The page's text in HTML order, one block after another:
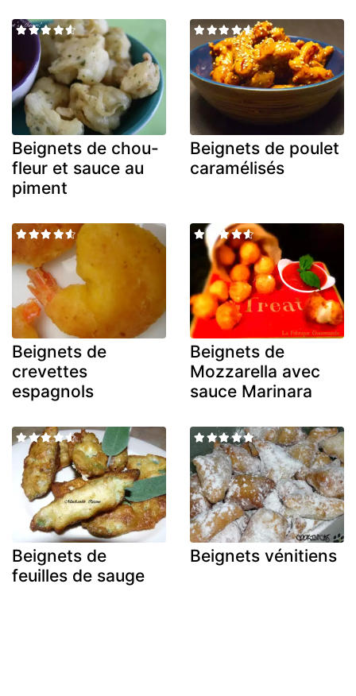
Beignets de chou-
fleur et sauce au
piment
Beignets de poulet
caramélisés
Beignets de
crevettes
espagnols
Beignets de
Mozzarella avec
sauce Marinara
Beignets de
feuilles de sauge
Beignets vénitiens